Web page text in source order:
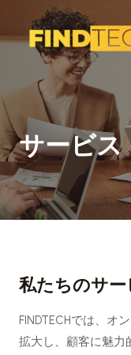
サービス
私たちのサー
FINDTECHでは、オ
拡大し、顧客に魅力